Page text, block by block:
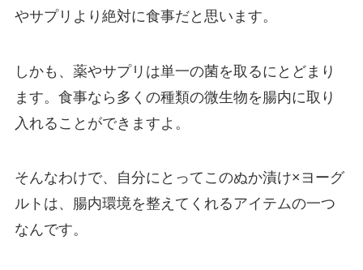
やサプリより絶対に食事だと思います。
しかも、薬やサプリは単一の菌を取るにとどまり
ます。食事なら多くの種類の微生物を腸内に取り
入れることができますよ。
そんなわけで、自分にとってこのぬか漬け×ヨーグ
ルトは、腸内環境を整えてくれるアイテムの一つ
なんです。